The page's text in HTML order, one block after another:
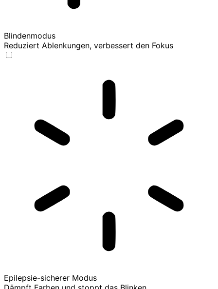
Blindenmodus
Reduziert Ablenkungen, verbessert den Fokus
Epilepsie-sicherer Modus